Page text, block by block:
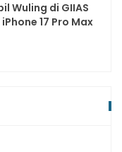
Wuling di GIIAS
17 Pro Max